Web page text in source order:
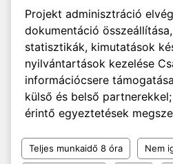
Projekt adminisztráció
dokumentáció
statisztikák, kimutatások
nyilvántartások kezelése
információcsere
külső és belső
érintő egyeztetések
Teljes munkaidő 8 óra Nem